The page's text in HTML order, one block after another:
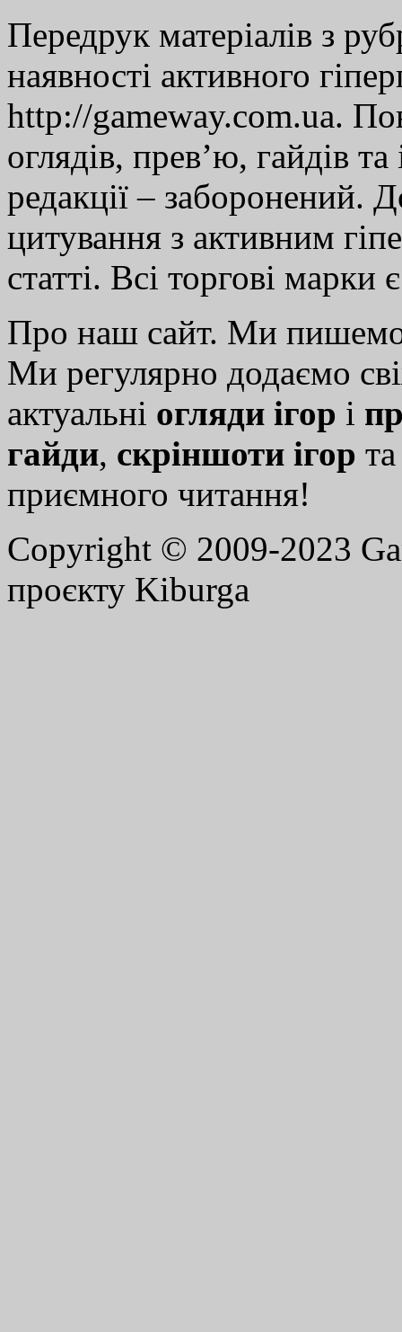
Передрук матеріалів з
наявності активного
http://gameway.com.ua.
оглядів, прев’ю, гайдів
редакції – заборонений.
цитування з активним
статті. Всі торгові марки
Про наш сайт. Ми
Ми регулярно додаємо
актуальні огляди ігор і
гайди, скріншоти ігор
приємного читання!
Copyright © 2009-2023
проєкту Kiburga